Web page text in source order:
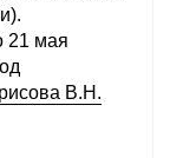
21 мая
В.Н.